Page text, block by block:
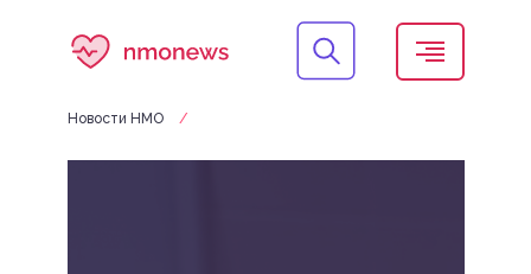
Новости НМО /